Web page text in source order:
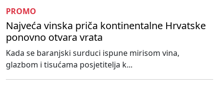
PROMO
Najveća vinska priča kontinentalne Hrvatske
ponovno otvara vrata
Kada se baranjski surduci ispune mirisom vina,
glazbom i tisućama posjetitelja k...